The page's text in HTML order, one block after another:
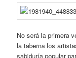
No será la primera
la taberna los
sabiduría popular